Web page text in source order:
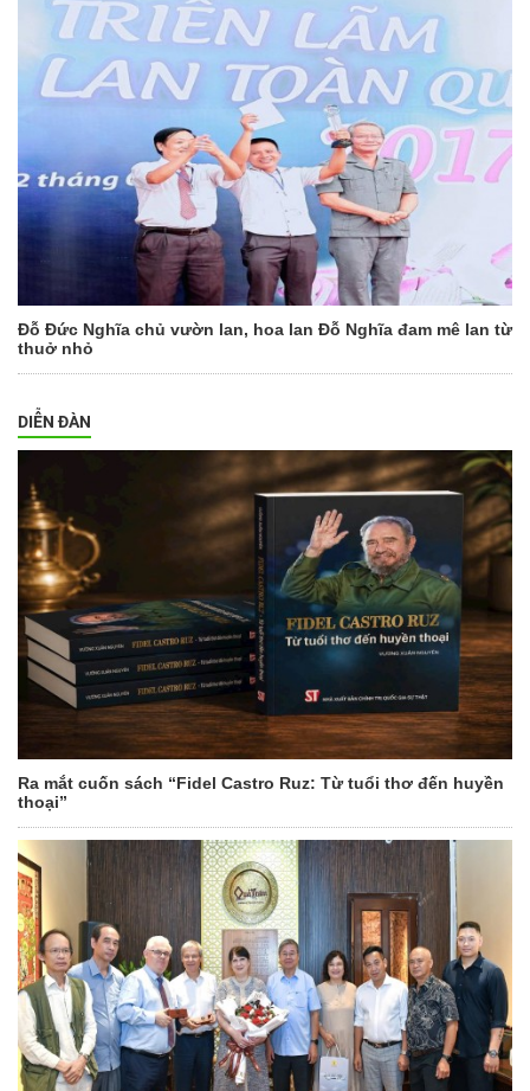
Đỗ Đức Nghĩa chủ vườn lan, hoa lan Đỗ Nghĩa đam mê lan từ
thuở nhỏ
DIỄN ĐÀN
Ra mắt cuốn sách “Fidel Castro Ruz: Từ tuổi thơ đến huyền
thoại”